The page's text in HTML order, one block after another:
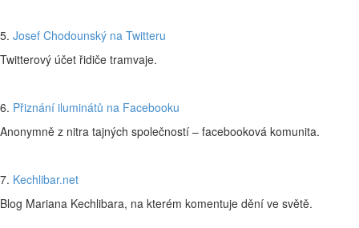
5. Josef Chodounský na Twitteru
Twitterový účet řidiče tramvaje.
6. Přiznání iluminátů na Facebooku
Anonymně z nitra tajných společností – facebooková komunita.
7. Kechlibar.net
Blog Mariana Kechlibara, na kterém komentuje dění ve světě.